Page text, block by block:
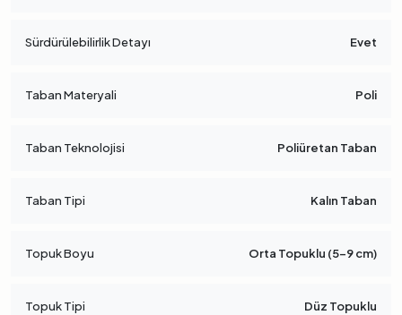
Sürdürülebilirlik Detayı Evet
Taban Materyali Poli
Taban Teknolojisi Poliüretan Taban
Taban Tipi Kalın Taban
Topuk Boyu Orta Topuklu (5-9 cm)
Topuk Tipi Düz Topuklu